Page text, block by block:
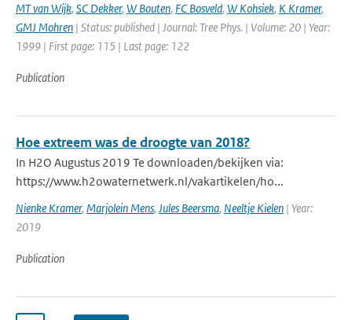
MT van Wijk, SC Dekker, W Bouten, FC Bosveld, W Kohsiek, K Kramer,
GMJ Mohren | Status: published | Journal: Tree Phys. | Volume: 20 | Year:
1999 | First page: 115 | Last page: 122
Publication
Hoe extreem was de droogte van 2018?
In H2O Augustus 2019 Te downloaden/bekijken via:
https://www.h2owaternetwerk.nl/vakartikelen/ho...
Nienke Kramer, Marjolein Mens, Jules Beersma, Neeltje Kielen | Year:
2019
Publication